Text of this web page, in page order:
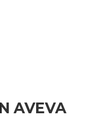
AVEVA